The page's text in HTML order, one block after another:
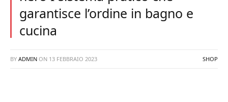
garantisce l’ordine in bagno e
cucina
BY ADMIN ON 13 FEBBRAIO 2023 SHOP